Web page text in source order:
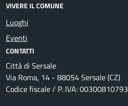
VIVERE IL COMUNE
Luoghi
Eventi
CONTATTI
Città di Sersale
Via Roma, 14 - 88054 Sersale (CZ)
Codice fiscale / P. IVA: 00300810793